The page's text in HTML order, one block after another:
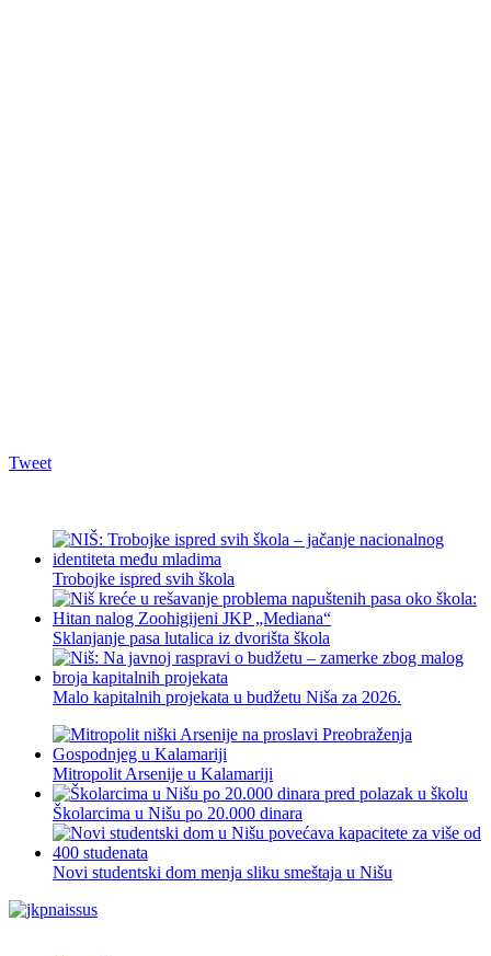
Tweet
Trobojke ispred svih škola
Sklanjanje pasa lutalica iz dvorišta škola
Malo kapitalnih projekata u budžetu Niša za 2026.
Mitropolit Arsenije u Kalamariji
Školarcima u Nišu po 20.000 dinara
Novi studentski dom menja sliku smeštaja u Nišu